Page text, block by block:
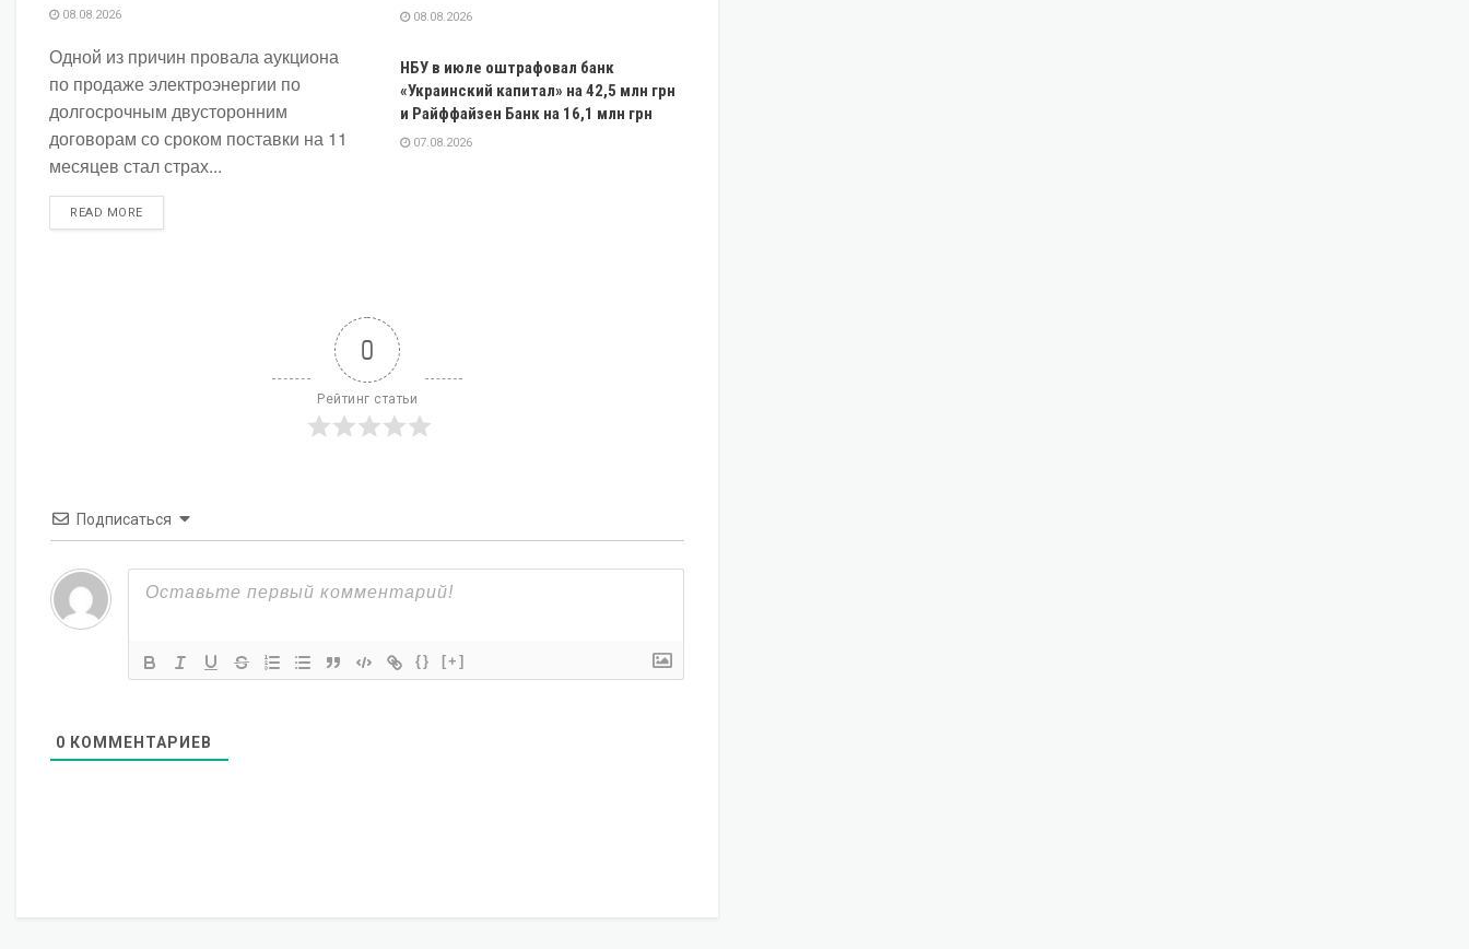
08.08.2026
Одной из причин провала аукциона
по продаже электроэнергии по
долгосрочным двусторонним
договорам со сроком поставки на 11
месяцев стал страх...
READ MOREDETAILS
08.08.2026
НБУ в июле оштрафовал банк
«Украинский капитал» на 42,5 млн грн
и Райффайзен Банк на 16,1 млн грн
07.08.2026
0
Рейтинг статьи
Подписаться
{} [+]
0 КОММЕНТАРИЕВ